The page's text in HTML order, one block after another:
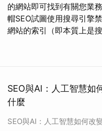
的網站即可找到有關您業
帽SEO試圖使用搜尋引擎
網站的索引（即本質上是搜
SEO與AI：人工智慧如
什麼
SEO與AI：人工智慧如何改